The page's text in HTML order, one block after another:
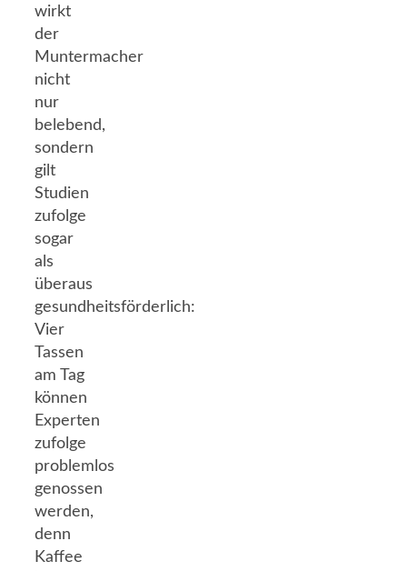
wirkt
der
Muntermacher
nicht
nur
belebend,
sondern
gilt
Studien
zufolge
sogar
als
überaus
gesundheitsförderlich:
Vier
Tassen
am Tag
können
Experten
zufolge
problemlos
genossen
werden,
denn
Kaffee